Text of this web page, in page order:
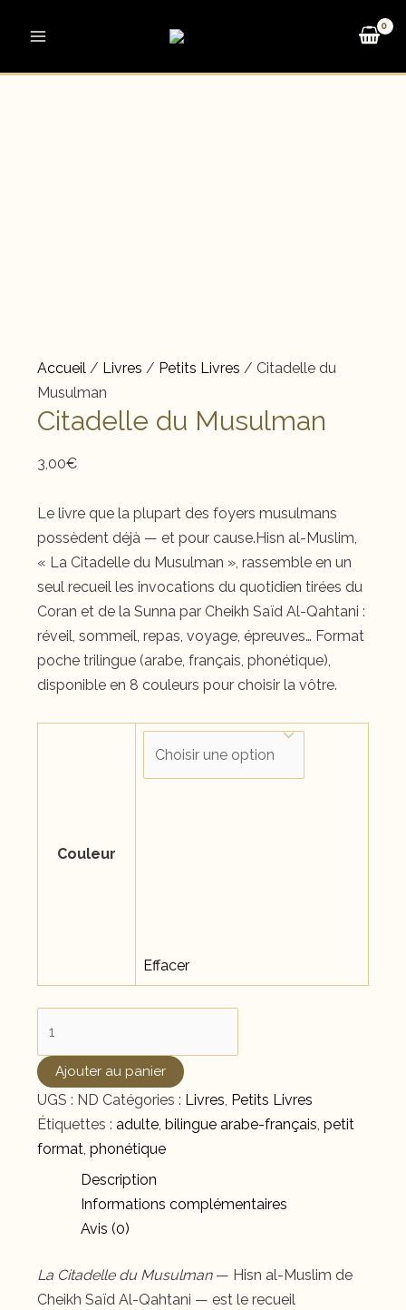
Accueil/ Livres / Petits Livres / Citadelle du
Musulman
Citadelle du Musulman
3,00€
Le livre que la plupart des foyers musulmans
possèdent déjà — et pour cause.Hisn al-Muslim,
« La Citadelle du Musulman », rassemble en un
seul recueil les invocations du quotidien tirées du
Coran et de la Sunna par Cheikh Saïd Al-Qahtani :
réveil, sommeil, repas, voyage, épreuves… Format
poche trilingue (arabe, français, phonétique),
disponible en 8 couleurs pour choisir la vôtre.
Couleur
Effacer
Citadelle
du
Musulman
Ajouter au panier
UGS : ND Catégories : Livres, Petits Livres
Étiquettes : adulte, bilingue arabe-français, petit
format, phonétique
Description
Informations complémentaires
Avis (0)
La Citadelle du Musulman— Hisn al-Muslim de
Cheikh Saïd Al-Qahtani — est le recueil